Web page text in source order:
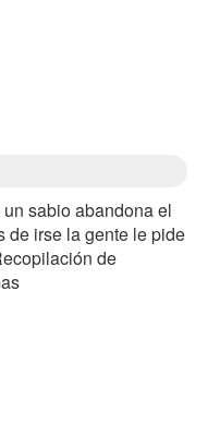
sabio abandona el
de irse la gente le pide
de